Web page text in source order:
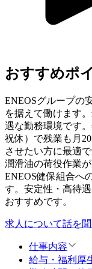
おすすめポ
ENEOSグループの
を据えて働けます
遇な勤務環境です
祝休）で残業も月
させたい方に最適
潤滑油の荷役作業
ENEOS健保組合へ
す。安定性・高待
おすすめです。
求人について話を
仕事内容
給与・福利厚